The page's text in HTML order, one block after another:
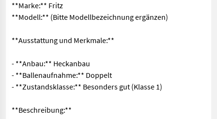
**Marke:** Fritz
**Modell:** (Bitte Modellbezeichnung ergänzen)
**Ausstattung und Merkmale:**
- **Anbau:** Heckanbau
- **Ballenaufnahme:** Doppelt
- **Zustandsklasse:** Besonders gut (Klasse 1)
**Beschreibung:**